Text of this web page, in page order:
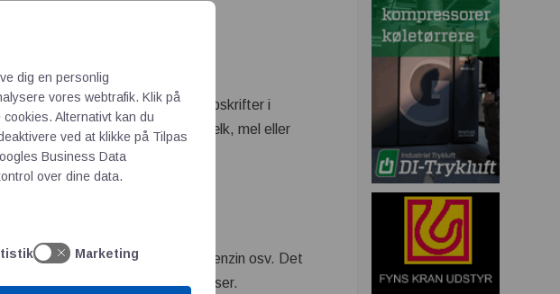
væsker og tørre ingredienser. Opskrifter i
bruge deciliter til at måle mælk, mel eller
system.
såsom vand, mælk, benzin osv. Det
og kommercielle anvendelser.
dig en personlig
vores webtrafik. Klik på
Alternativt kan du
ved at klikke på Tilpas
Business Data
over dine data.
Marketing